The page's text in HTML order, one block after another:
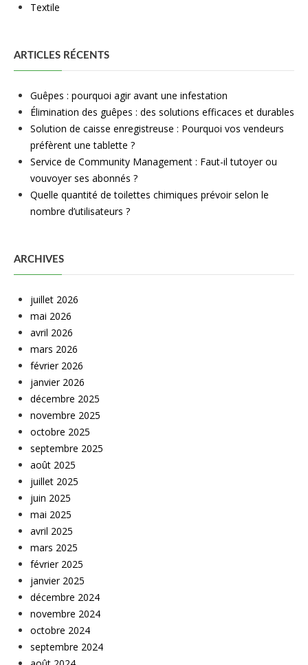
Textile
ARTICLES RÉCENTS
Guêpes : pourquoi agir avant une infestation
Élimination des guêpes : des solutions efficaces et durables
Solution de caisse enregistreuse : Pourquoi vos vendeurs
préfèrent une tablette ?
Service de Community Management : Faut-il tutoyer ou
vouvoyer ses abonnés ?
Quelle quantité de toilettes chimiques prévoir selon le
nombre d’utilisateurs ?
ARCHIVES
juillet 2026
mai 2026
avril 2026
mars 2026
février 2026
janvier 2026
décembre 2025
novembre 2025
octobre 2025
septembre 2025
août 2025
juillet 2025
juin 2025
mai 2025
avril 2025
mars 2025
février 2025
janvier 2025
décembre 2024
novembre 2024
octobre 2024
septembre 2024